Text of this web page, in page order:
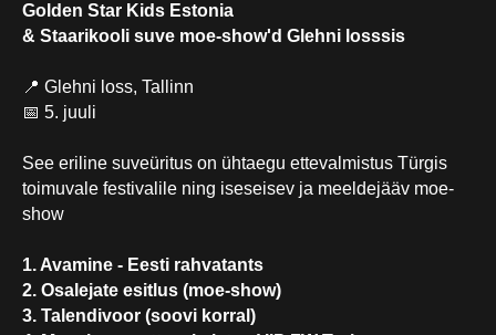
Golden Star Kids Estonia
& Staarikooli suve moe-show'd Glehni losssis
📍 Glehni loss, Tallinn
📅 5. juuli
See eriline suveüritus on ühtaegu ettevalmistus Türgis
toimuvale festivalile ning iseseisev ja meeldejääv moe-
show
1. Avamine - Eesti rahvatants
2. Osalejate esitlus (moe-show)
3. Talendivoor (soovi korral)